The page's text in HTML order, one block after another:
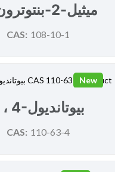
4-ميثيل-2-بنتوترون
CAS: 108-10-1
New
1 ، 4-بيوتانديول
CAS: 110-63-4